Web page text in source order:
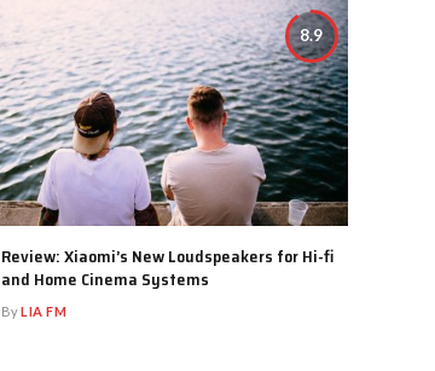
8.9
Review: Xiaomi’s New Loudspeakers for Hi-fi
and Home Cinema Systems
ByLIA FM